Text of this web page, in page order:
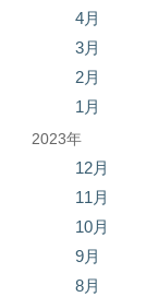
4月
3月
2月
1月
2023年
12月
11月
10月
9月
8月